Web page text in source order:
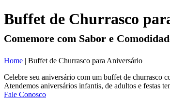
Buffet de Churrasco
Comemore com Sabor e
Home | Buffet de Churrasco para Aniversário
Celebre seu aniversário com um buffet de churrasco
Atendemos aniversários infantis, de adultos e festas
Fale Conosco